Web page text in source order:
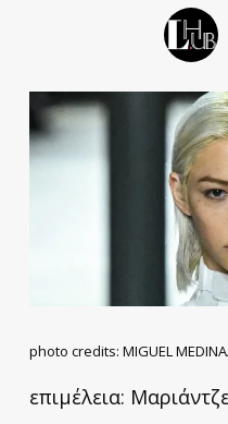
photo credits: MIGUEL
επιμέλεια: